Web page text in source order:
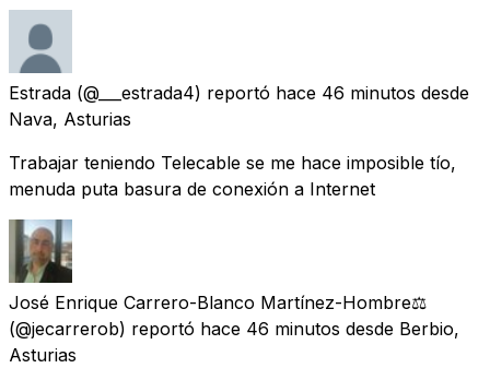
Estrada (@___estrada4) reportó hace 46 minutos desde
Nava, Asturias
Trabajar teniendo Telecable se me hace imposible tío,
menuda puta basura de conexión a Internet
José Enrique Carrero-Blanco Martínez-Hombre⚖️
(@jecarrerob) reportó hace 46 minutos desde Berbio,
Asturias